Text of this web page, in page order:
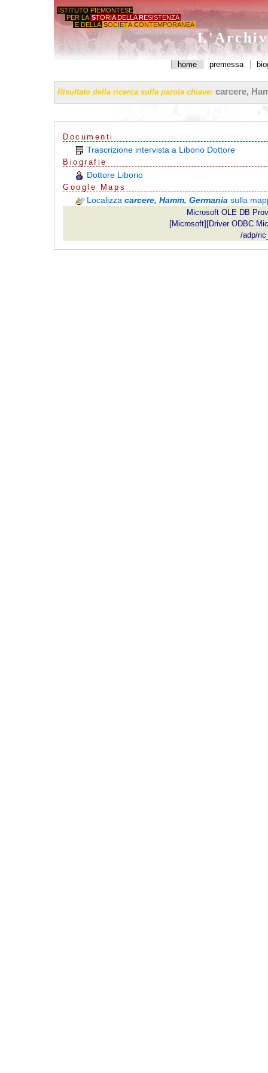
ISTITUTO PIEMONTESE
PER LA STORIA DELLA RESISTENZA
E DELLA SOCIETÀ CONTEMPORANEA
'GIORGIO AGOSTI'
home premessa
Risultato della ricerca sulla parola chiave: carcere,
Documenti
Trascrizione intervista a Liborio Dottore
Biografie
Dottore Liborio
G oo g e Maps
Localizzacarcere, Hamm, Germaniasulla
Microsoft OLE DB
[Microsoft][Driver ODBC
/adp/